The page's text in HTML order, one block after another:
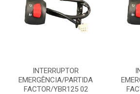
INTERRUPTOR
EMERGÊNCIA/PARTIDA
FACTOR/YBR125 02